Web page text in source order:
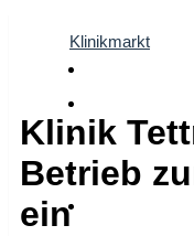
Klinikmarkt
Klinik
Betrieb
ein